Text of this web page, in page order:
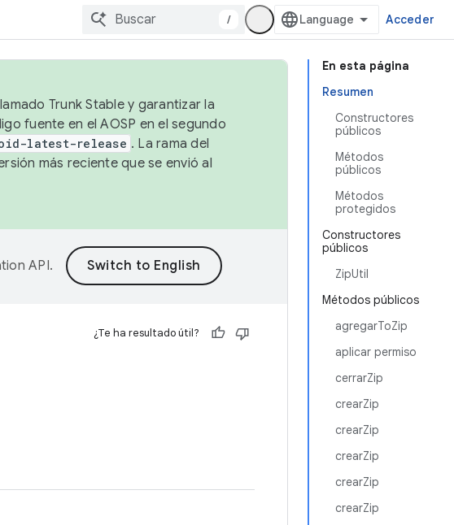
/ Acceder
En esta página
Resumen
Constructores
públicos
Métodos
públicos
Métodos
protegidos
Constructores
públicos
ZipUtil
Métodos públicos
agregarToZip
aplicar permiso
cerrarZip
crearZip
crearZip
crearZip
crearZip
crearZip
Trunk Stable y garantizar la
fuente en el AOSP en el segundo
latest-release . La rama del
más reciente que se envió al
API.
¿Te ha resultado útil?